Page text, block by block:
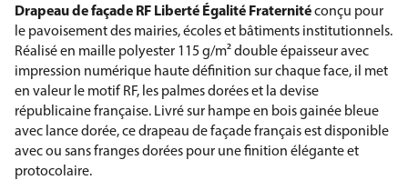
Drapeau de façade RF Liberté Égalité Fraternitéconçu pour
le pavoisement des mairies, écoles et bâtiments institutionnels.
Réalisé en maille polyester 115 g/m² double épaisseur avec
impression numérique haute définition sur chaque face, il met
en valeur le motif RF, les palmes dorées et la devise
républicaine française. Livré sur hampe en bois gainée bleue
avec lance dorée, ce drapeau de façade français est disponible
avec ou sans franges dorées pour une finition élégante et
protocolaire.